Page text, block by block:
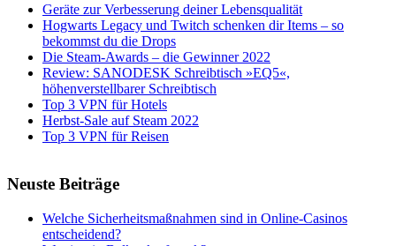
Geräte zur Verbesserung deiner Lebensqualität
Hogwarts Legacy und Twitch schenken dir Items – so
bekommst du die Drops
Die Steam-Awards – die Gewinner 2022
Review: SANODESK Schreibtisch »EQ5«,
höhenverstellbarer Schreibtisch
Top 3 VPN für Hotels
Herbst-Sale auf Steam 2022
Top 3 VPN für Reisen
Neuste Beiträge
Welche Sicherheitsmaßnahmen sind in Online-Casinos
entscheidend?